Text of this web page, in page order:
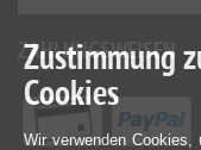
ZAHLUNGSWEISEN
Zustimmung
Cookies
Wir verwenden Cookies,